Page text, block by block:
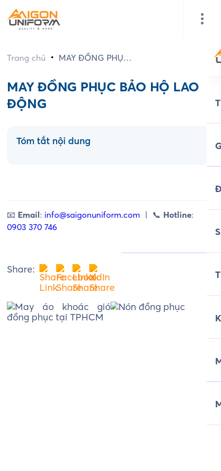
Trang chủ • MAY ĐỒNG PHỤC
ĐỘNG
MAY ĐỒNG PHỤC BẢO HỘ LAO
ĐỘNG
Tóm tắt nội dung
📧 Email: info@saigonuniform.com | 📞 Hotline:
0903 370 746
Share: